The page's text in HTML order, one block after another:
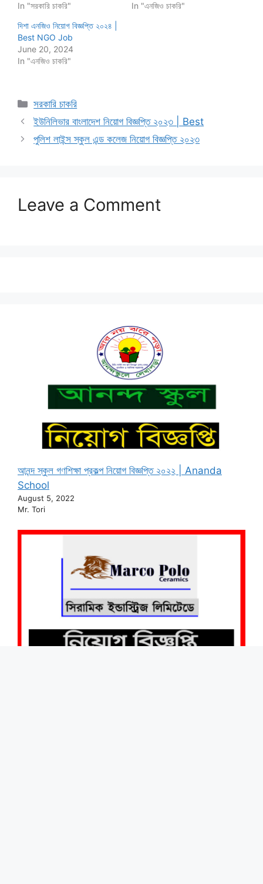
In "সরকারি চাকরি"
In "এনজিও চাকরি"
দিশা এনজিও নিয়োগ বিজ্ঞপ্তি ২০২৪ |
Best NGO Job
June 20, 2024
In "এনজিও চাকরি"
Categories
সরকারি চাকরি
ইউনিলিভার বাংলাদেশ নিয়োগ বিজ্ঞপ্তি ২০২৩ | Best
পুলিশ লাইন্স স্কুল এন্ড কলেজ নিয়োগ বিজ্ঞপ্তি ২০২৩
Leave a Comment
আনন্দ স্কুল গণশিক্ষা প্রকল্প নিয়োগ বিজ্ঞপ্তি ২০২২ | Ananda
School
August 5, 2022
Mr. Tori